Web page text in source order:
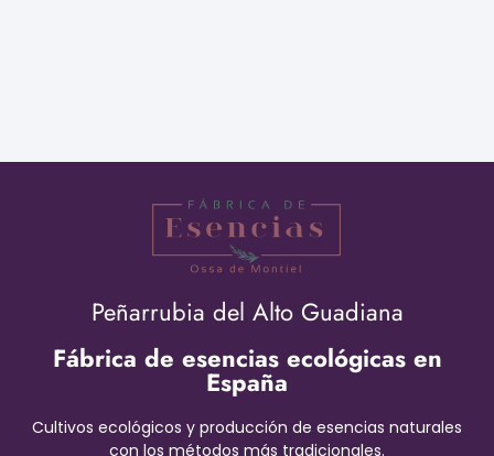
Peñarrubia del Alto Guadiana
Fábrica de esencias ecológicas en
España
Cultivos ecológicos y producción de esencias naturales
con los métodos más tradicionales.